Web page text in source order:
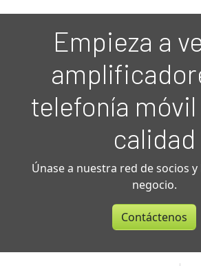
Empieza a
telefonía
calidad
Únase a nuestra red de socios
negocio.
Contáctenos